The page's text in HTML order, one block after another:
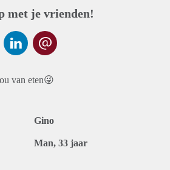
met je vrienden!
van eten😜
Gino
Man, 33 jaar